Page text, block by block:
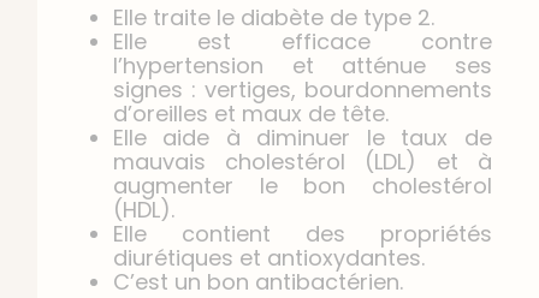
Elle traite le diabète de type 2.
Elle est efficace contre
l’hypertension et atténue ses
signes : vertiges, bourdonnements
d’oreilles et maux de tête.
Elle aide à diminuer le taux de
mauvais cholestérol (LDL) et à
augmenter le bon cholestérol
(HDL).
Elle contient des propriétés
diurétiques et antioxydantes.
C’est un bon antibactérien.